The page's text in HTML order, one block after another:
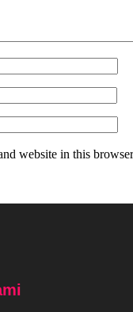
website in this